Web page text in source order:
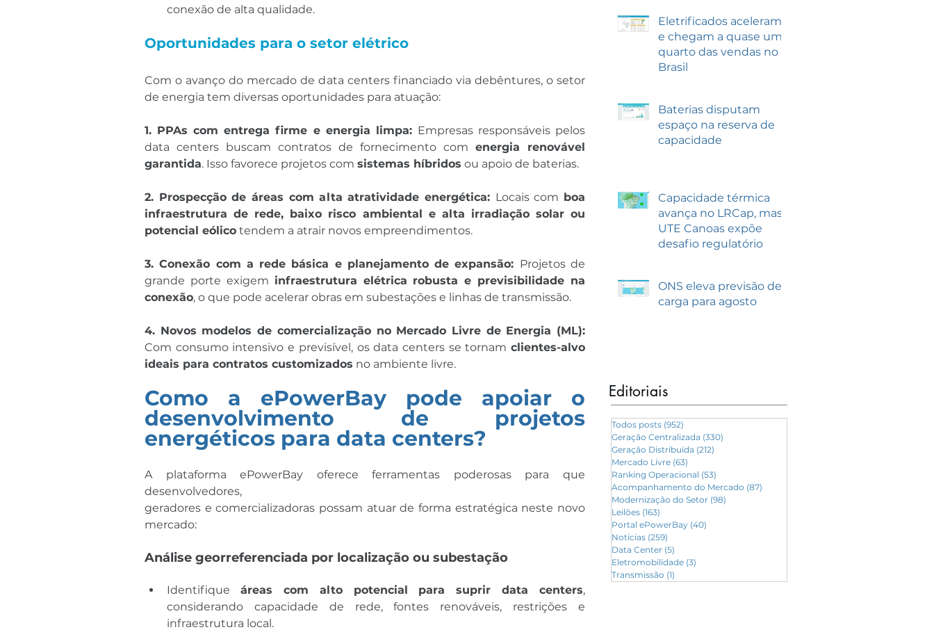
conexão de alta qualidade.
Oportunidades para o setor elétrico
Com o avanço do mercado de data centers financiado via debêntures, o setor
de energia tem diversas oportunidades para atuação:
1. PPAs com entrega firme e energia limpa: Empresas responsáveis pelos
data centers buscam contratos de fornecimento com energia renovável
garantida. Isso favorece projetos com sistemas híbridos ou apoio de baterias.
2. Prospecção de áreas com alta atratividade energética: Locais com boa
infraestrutura de rede, baixo risco ambiental e alta irradiação solar ou
potencial eólico tendem a atrair novos empreendimentos.
3. Conexão com a rede básica e planejamento de expansão: Projetos de
grande porte exigem infraestrutura elétrica robusta e previsibilidade na
conexão, o que pode acelerar obras em subestações e linhas de transmissão.
Com consumo intensivo e previsível, os data centers se tornam clientes-alvo
ideais para contratos customizados no ambiente livre.
Como a ePowerBay pode apoiar o
desenvolvimento de projetos
energéticos para data centers?
A plataforma ePowerBay oferece ferramentas poderosas para que
desenvolvedores,
geradores e comercializadoras possam atuar de forma estratégica neste novo
mercado:
Análise georreferenciada por localização ou subestação
Identifique áreas com alto potencial para suprir data centers,
considerando capacidade de rede, fontes renováveis, restrições e
infraestrutura local.
Eletrificados aceleram
e chegam a quase um
quarto das vendas no
Brasil
Baterias disputam
espaço na reserva de
capacidade
Capacidade térmica
avança no LRCap, mas
UTE Canoas expõe
desafio regulatório
ONS eleva previsão de
carga para agosto
Editoriais
Todos posts (952)
Geração Centralizada (330)
Geração Distribuída (212)
Mercado Livre (63)
Ranking Operacional (53)
Acompanhamento do Mercado (87)
Modernização do Setor (98)
Leilões (163)
Portal ePowerBay (40)
Noticias (259)
Data Center (5)
Eletromobilidade (3)
Transmissão (1)